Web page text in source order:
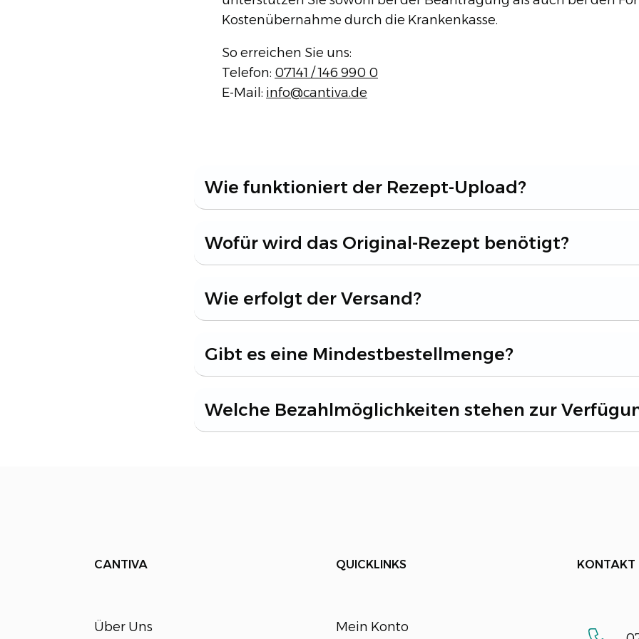
Kostenübernahme durch die Krankenkasse.​​​​​​​​​​​​​​​​
So erreichen Sie uns:
Telefon: 07141 / 146 990 0
E-Mail: info@cantiva.de
Wie funktioniert der Rezept-Upload?
Wofür wird das Original-Rezept benötigt?
Wie erfolgt der Versand?
Gibt es eine Mindestbestellmenge?
Welche Bezahlmöglichkeiten stehen zur
CANTIVA
Über Uns
QUICKLINKS
Mein Konto
KONTAKT